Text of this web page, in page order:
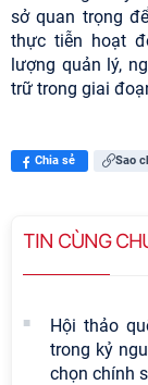
sở quan trọng
thực tiễn hoạt
lượng quản lý,
trữ trong giai
Chia sẻ Sao
TIN CÙNG
Hội thảo
trong kỷ
chọn chính